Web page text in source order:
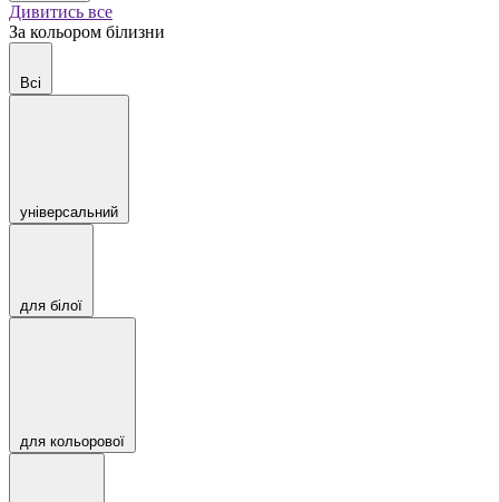
Дивитись все
За кольором білизни
Всі
універсальний
для білої
для кольорової